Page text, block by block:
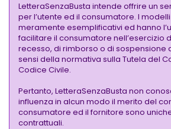
LetteraSenzaBusta intende offrire un
per l’utente ed il consumatore. I
meramente esemplificativi ed hanno
facilitare il consumatore nell’esercizio
recesso, di rimborso o di sospensione
sensi della normativa sulla Tutela del
Codice Civile.
Pertanto, LetteraSenzaBusta non
influenza in alcun modo il merito del
consumatore ed il fornitore sono
contrattuali.